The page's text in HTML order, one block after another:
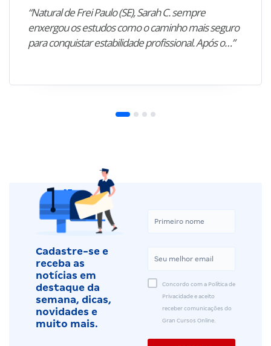
“Natural de Frei Paulo (SE), Sarah C. sempre
enxergou os estudos como o caminho mais seguro
para conquistar estabilidade profissional. Após o…”
Cadastre-se e
receba as
notícias em
destaque da
semana, dicas,
novidades e
muito mais.
Concordo com a Política de
Privacidade e aceito
receber comunicações do
Gran Cursos Online.